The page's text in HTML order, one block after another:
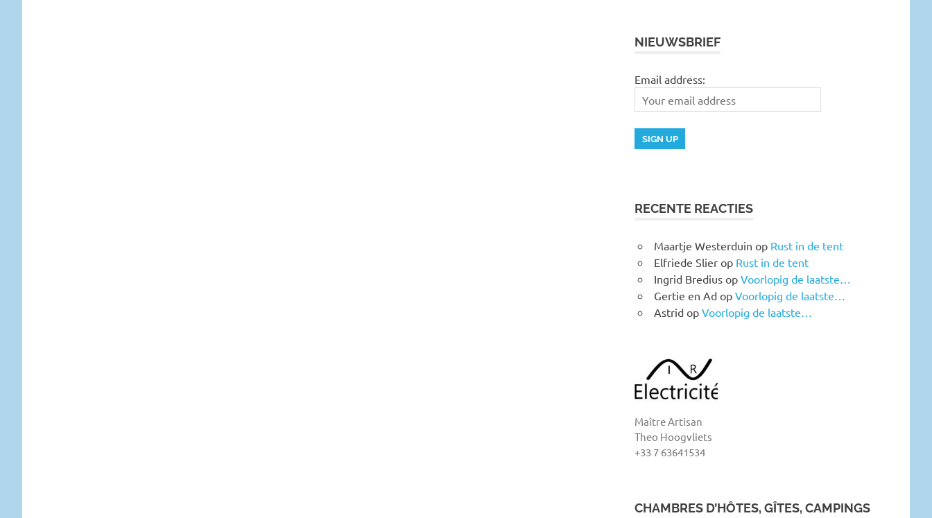
NIEUWSBRIEF
Email address:
RECENTE REACTIES
Maartje Westerduin op Rust in de tent
Elfriede Slier op Rust in de tent
Ingrid Bredius op Voorlopig de laatste…
Gertie en Ad op Voorlopig de laatste…
Astrid op Voorlopig de laatste…
Maître Artisan
Theo Hoogvliets
+33 7 63641534
CHAMBRES D’HÔTES, GÎTES, CAMPINGS